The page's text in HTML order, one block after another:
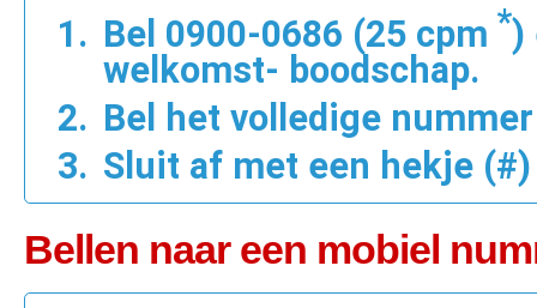
Bel 0900-0686 (25 cpm *)
welkomst- boodschap.
Bel het volledige
Sluit af met een hekje (#)
Bellen naar een mobiel